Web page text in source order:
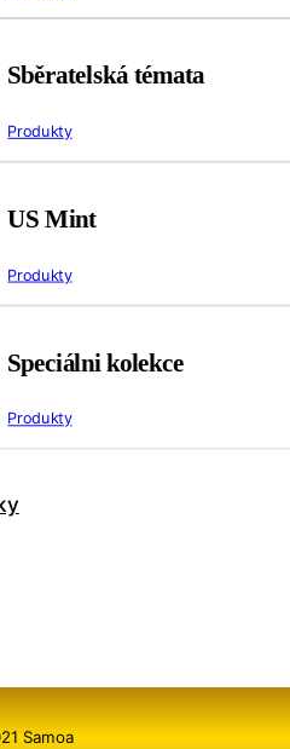
Sběratelská témata
Produkty
US Mint
Produkty
Speciálni kolekce
Produkty
Samoa